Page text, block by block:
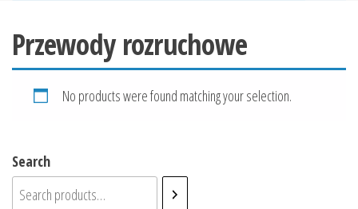
Przewody rozruchowe
No products were found matching your selection.
Search